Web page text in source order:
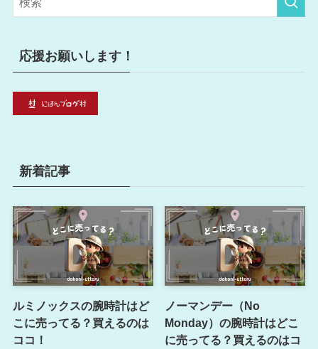
ー
応援お願いします！
新着記事
ルミノックスの腕時計はど
こに売ってる？買えるのは
ココ！
ノーマンデー（No
Monday）の腕時計はどこ
に売ってる？買えるのはコ